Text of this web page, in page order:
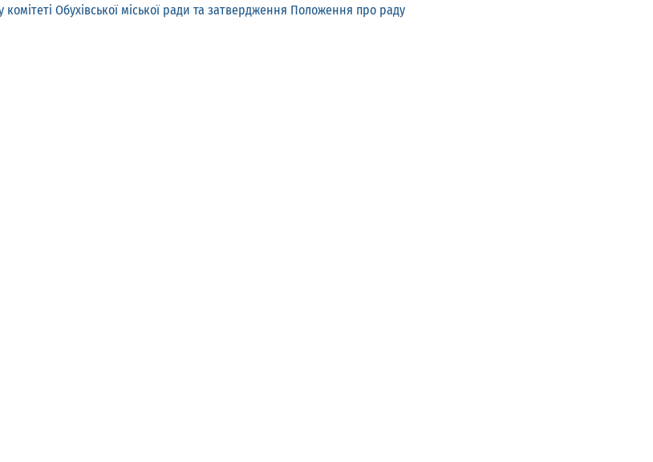
Обухівської міської ради та затвердження Положення про раду